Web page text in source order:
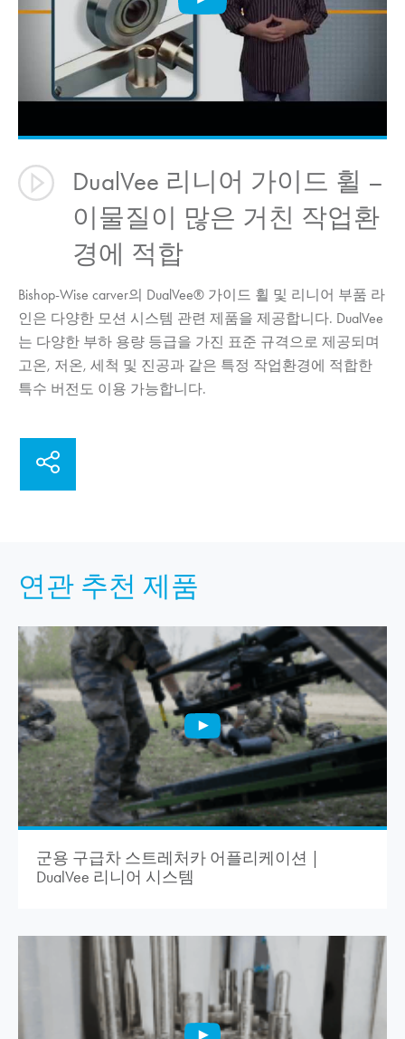
DualVee 리니어 가이드 휠 –
이물질이 많은 거친 작업환
경에 적합
Bishop-Wise carver의 DualVee® 가이드 휠 및 리니어 부품 라
인은 다양한 모션 시스템 관련 제품을 제공합니다. DualVee
는 다양한 부하 용량 등급을 가진 표준 규격으로 제공되며
고온, 저온, 세척 및 진공과 같은 특정 작업환경에 적합한
특수 버전도 이용 가능합니다.
연관 추천 제품
군용 구급차 스트레처카 어플리케이션 |
DualVee 리니어 시스템